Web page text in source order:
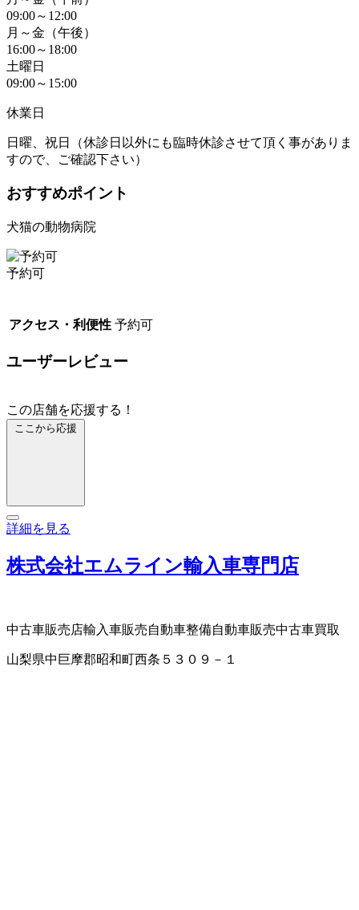
09:00～12:00
月～金（午後）
16:00～18:00
土曜日
09:00～15:00
休業日
日曜、祝日（休診日以外にも臨時休診させて頂く事がありま
すので、ご確認下さい）
おすすめポイント
犬猫の動物病院
予約可
アクセス・利便性 予約可
ユーザーレビュー
この店舗を応援する！
ここから応援
詳細を見る
株式会社エムライン輸入車専門店
中古車販売店輸入車販売自動車整備自動車販売中古車買取
山梨県中巨摩郡昭和町西条５３０９－１